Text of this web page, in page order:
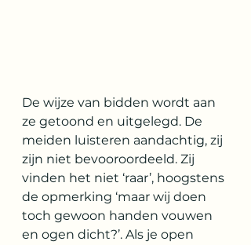
De wijze van bidden wordt aan
ze getoond en uitgelegd. De
meiden luisteren aandachtig, zij
zijn niet bevooroordeeld. Zij
vinden het niet ‘raar’, hoogstens
de opmerking ‘maar wij doen
toch gewoon handen vouwen
en ogen dicht?’. Als je open